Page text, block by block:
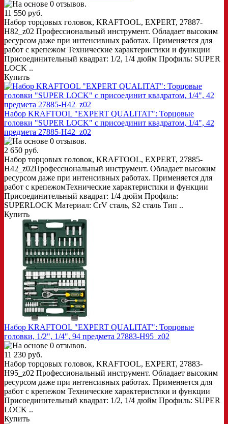
11 550 руб.
Набор торцовых головок, KRAFTOOL, EXPERT, 27887-
H82_z02 Профессиональный инструмент. Обладает высоким
ресурсом даже при интенсивных работах. Применяется для
работ с крепежом Технические характеристики и функции
Присоединительный квадрат: 1/2, 1/4 дюйм Профиль: SUPER
LOCK ..
Купить
Набор KRAFTOOL "EXPERT QUALITAT": Торцовые
головки "SUPER LOCK" с присоединит квадратом, 1/4", 42
предмета 27885-H42_z02
2 650 руб.
Набор торцовых головок, KRAFTOOL, EXPERT, 27885-
H42_z02Профессиональный инструмент. Обладает высоким
ресурсом даже при интенсивных работах. Применяется для
работ с крепежомТехнические характеристики и функции
Присоединительный квадрат: 1/4 дюйм Профиль:
SUPERLOCK Материал: CrV сталь, S2 сталь Тип ..
Купить
Набор KRAFTOOL "EXPERT QUALITAT": Торцовые
головки, 1/2", 1/4", 94 предмета 27883-H95_z02
11 230 руб.
Набор торцовых головок, KRAFTOOL, EXPERT, 27883-
H95_z02 Профессиональный инструмент. Обладает высоким
ресурсом даже при интенсивных работах. Применяется для
работ с крепежом Технические характеристики и функции
Присоединительный квадрат: 1/2, 1/4 дюйм Профиль: SUPER
LOCK ..
Купить